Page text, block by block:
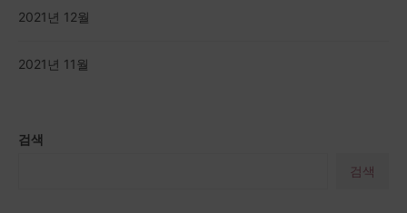
검색
검색
2021년 12월
2021년 11월